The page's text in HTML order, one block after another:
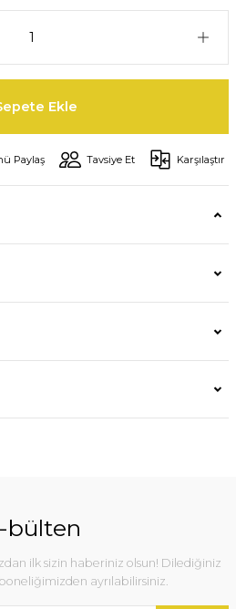
Ekle
Paylaş Tavsiye Et Karşılaştır
bülten
ilk sizin haberiniz olsun! Dilediğiniz
ayrılabilirsiniz.